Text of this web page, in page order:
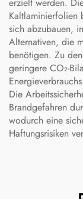
Kaltlaminierfolien
sich abzubauen,
Alternativen, die
benötigen. Zu
geringere CO₂-
Die
Brandgefahren
wodurch eine
Haftungsrisiken